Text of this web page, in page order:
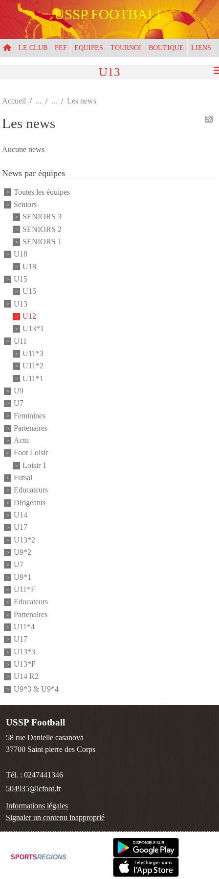
USSP FOOTBALL
LE CLUB PEF EQUIPES TOURNOI BOUTIQUE LIENS
U13
Accueil Les news
Les news
Aucune news
News par équipes
Toutes les équipes
Seniors
SENIORS 3
SENIORS 2
SENIORS 1
U18
U18
U15
U15
U13
U12
U13*1
U11
U11*3
U11*2
U11*1
U9
U7
Feminines
Partenaires
Actu
Foot Loisir
Loisir 1
Futsal
Educateurs
Dirigeants
U14
U17
U13*2
U9*2
U7
U9*1
U11*F
Educateurs
Partenaires
U11*4
U17
U13*3
U13*F
U14 R2
U9*3 & U9*4
USSP Football
58 rue Danielle casanova
37700 Saint pierre des Corps
Tél. : 0247441346
504935@lcfoot.fr
Informations légales
Signaler un contenu inapproprié
SPORTSREGIONS
Panneau de gestion des cookies